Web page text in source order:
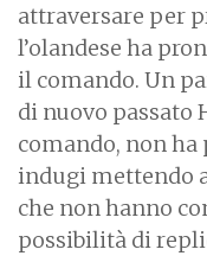
attraversare per
l’olandese ha
il comando. Un
di nuovo passato
comando, non
indugi mettendo
che non hanno
possibilità di